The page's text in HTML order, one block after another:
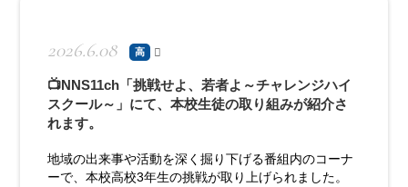
2026.6.08 高
📺NNS11ch「挑戦せよ、若者よ～チャレンジハイ
スクール～」にて、本校生徒の取り組みが紹介さ
れます。
地域の出来事や活動を深く掘り下げる番組内のコーナ
ーで、本校高校3年生の挑戦が取り上げられました。